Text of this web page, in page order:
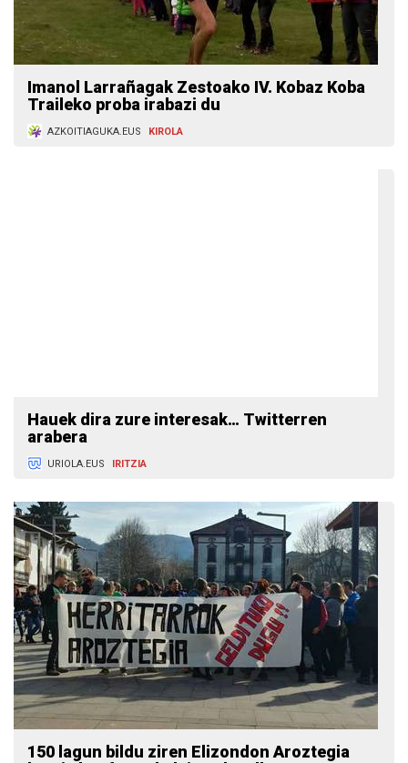
Imanol Larrañagak Zestoako IV. Kobaz Koba
Traileko proba irabazi du
AZKOITIAGUKA.EUS KIROLA
Hauek dira zure interesak… Twitterren
arabera
URIOLA.EUS IRITZIA
150 lagun bildu ziren Elizondon Aroztegia